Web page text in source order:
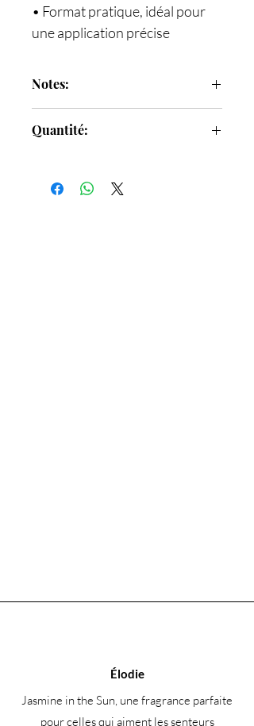
• Format pratique, idéal pour
une application précise
Notes:
bergamote et noix de muscade
Notes de fond: casmeran, cèdre,
vétiver haïtien, encens
Quantité:
Élodie
Jasmine in the Sun, une fragrance parfaite
pour celles qui aiment les senteurs